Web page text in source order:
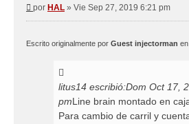
Mensaje
por HAL » Vie Sep 27, 2019 6:21 pm
Escrito originalmente por Guest injectorman
litus14 escribió:Dom Oct 17,
pmLine brain montado en
Para cambio de carril y